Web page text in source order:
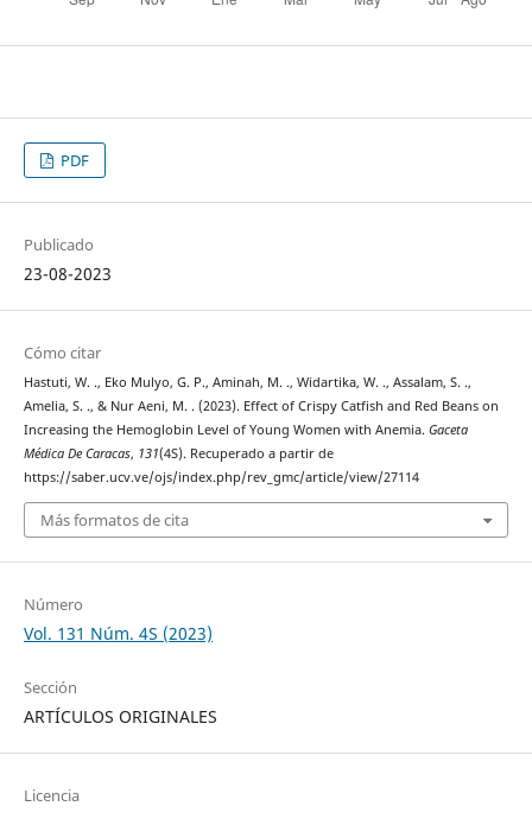
PDF
Publicado
23-08-2023
Cómo citar
Hastuti, W. ., Eko Mulyo, G. P., Aminah, M. ., Widartika, W. ., Assalam, S. .,
Amelia, S. ., & Nur Aeni, M. . (2023). Effect of Crispy Catfish and Red Beans on
Increasing the Hemoglobin Level of Young Women with Anemia. Gaceta
Médica De Caracas, 131(4S). Recuperado a partir de
https://saber.ucv.ve/ojs/index.php/rev_gmc/article/view/27114
Más formatos de cita
Número
Vol. 131 Núm. 4S (2023)
Sección
ARTÍCULOS ORIGINALES
Licencia